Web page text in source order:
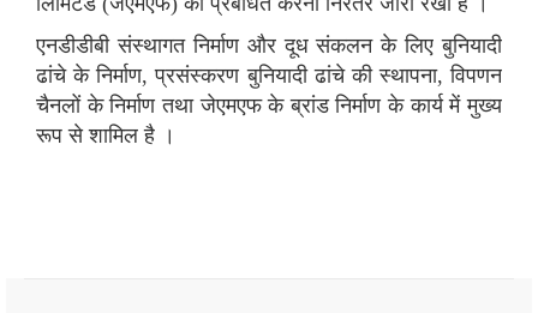
एनडीडीबी संस्‍थागत निर्माण और दूध संकलन के लिए बुनियादी
ढांचे के निर्माण, प्रसंस्‍करण बुनियादी ढांचे की स्‍थापना, विपणन
चैनलों के निर्माण तथा जेएमएफ के ब्रांड निर्माण के कार्य में मुख्‍य
रूप से शामिल है ।